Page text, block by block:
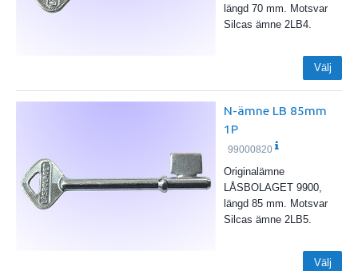
längd 70 mm. Motsvar
Silcas ämne 2LB4.
Välj
N-ämne LB 85mm
1P
99000820
Originalämne
LÅSBOLAGET 9900,
längd 85 mm. Motsvar
Silcas ämne 2LB5.
Välj